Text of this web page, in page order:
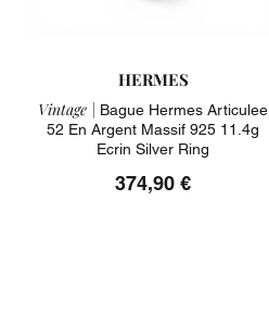
HERMES
Vintage | Bague Hermes Articulee
52 En Argent Massif 925 11.4g
Ecrin Silver Ring
374,90 €